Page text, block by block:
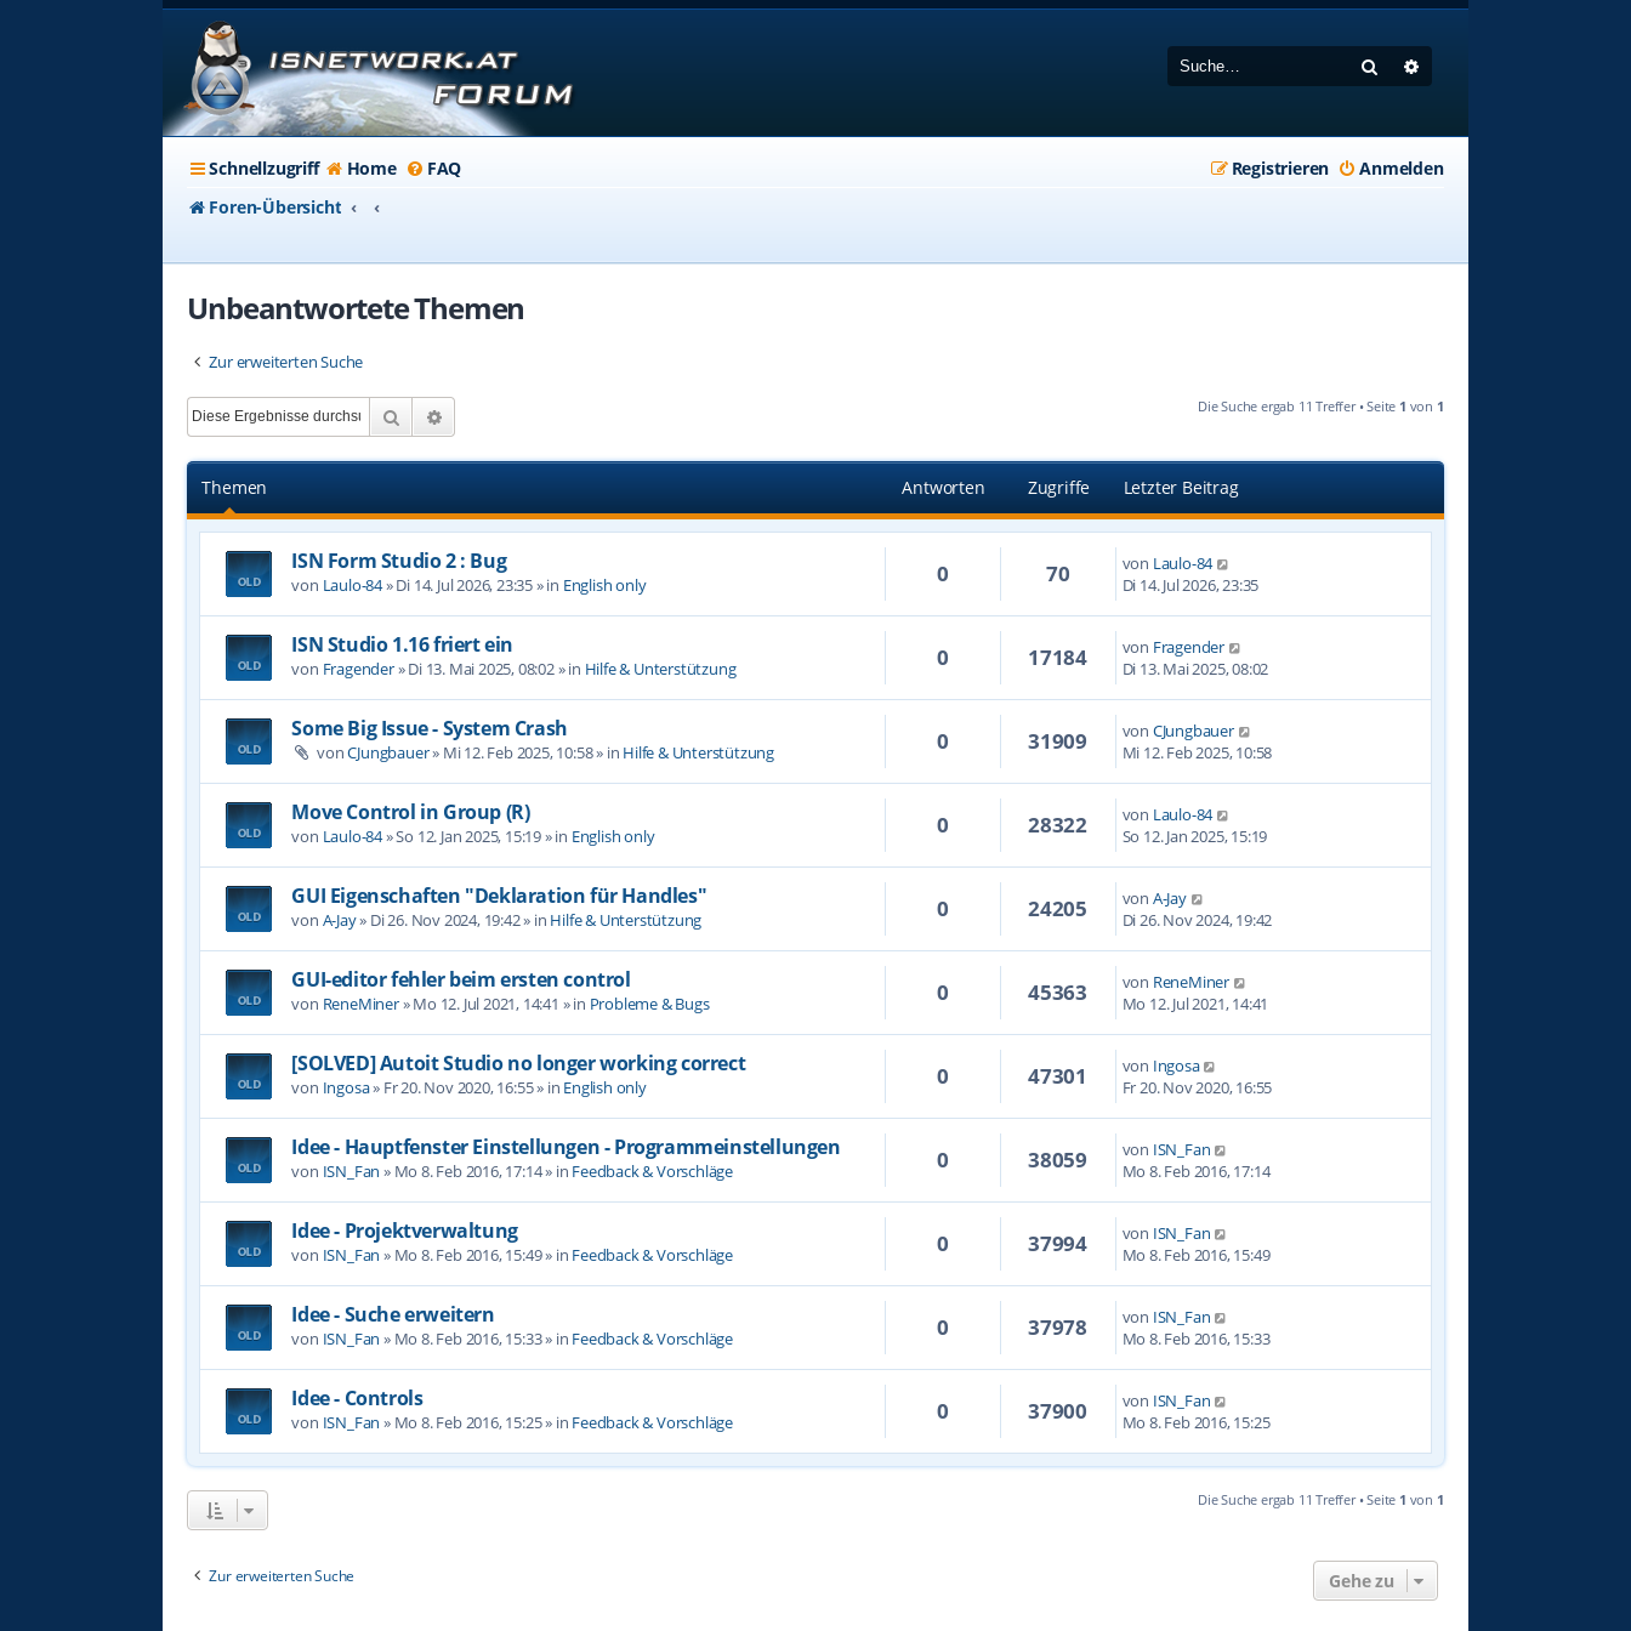
Suche
Schnellzugriff Home FAQ Anmelden
Registrieren
Foren-Übersicht
Unbeantwortete Themen
Zur erweiterten Suche
Suche Die Suche ergab 11 Treffer • Seite 1 von 1
Themen Antworten Zugriffe Letzter Beitrag
ISN Form Studio 2 : Bug
von Laulo-84»Di 14. Jul 2026, 23:35» in English only 0 70 von Laulo-84
Di 14. Jul 2026, 23:35
ISN Studio 1.16 friert ein
von Fragender»Di 13. Mai 2025, 08:02» in Hilfe & Unterstützung 0 17184 von Fragender
Di 13. Mai 2025, 08:02
Some Big Issue - System Crash
vonCJungbauer» Mi 12. Feb 2025, 10:58» in Hilfe & Unterstützung 0 31909 von CJungbauer
Mi 12. Feb 2025, 10:58
Move Control in Group (R)
von Laulo-84»So 12. Jan 2025, 15:19» in English only 0 28322 von Laulo-84
So 12. Jan 2025, 15:19
GUI Eigenschaften "Deklaration für Handles"
von A-Jay» Di 26. Nov 2024, 19:42» in Hilfe & Unterstützung 0 24205 von A-Jay
Di 26. Nov 2024, 19:42
GUI-editor fehler beim ersten control
von ReneMiner»Mo 12. Jul 2021, 14:41 » in Probleme & Bugs 0 45363 von ReneMiner
Mo 12. Jul 2021, 14:41
[SOLVED] Autoit Studio no longer working correct
von Ingosa» Fr 20. Nov 2020, 16:55» in English only 0 47301 von Ingosa
Fr 20. Nov 2020, 16:55
Idee - Hauptfenster Einstellungen - Programmeinstellungen
von ISN_Fan » Mo 8. Feb 2016, 17:14» in Feedback & Vorschläge 0 38059 von ISN_Fan
Mo 8. Feb 2016, 17:14
Idee - Projektverwaltung
von ISN_Fan » Mo 8. Feb 2016, 15:49» in Feedback & Vorschläge 0 37994 von ISN_Fan
Mo 8. Feb 2016, 15:49
Idee - Suche erweitern
von ISN_Fan » Mo 8. Feb 2016, 15:33» in Feedback & Vorschläge 0 37978 von ISN_Fan
Mo 8. Feb 2016, 15:33
Idee - Controls
von ISN_Fan » Mo 8. Feb 2016, 15:25» in Feedback & Vorschläge 0 37900 von ISN_Fan
Mo 8. Feb 2016, 15:25
Die Suche ergab 11 Treffer • Seite 1 von 1
Zur erweiterten Suche Gehe zu